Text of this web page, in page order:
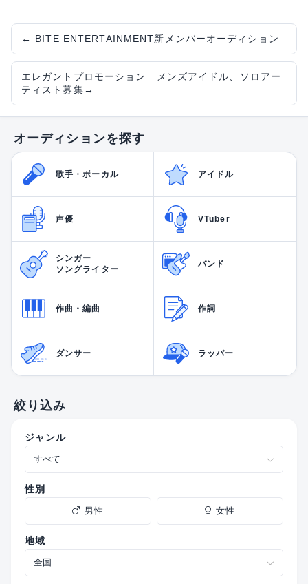
← BITE ENTERTAINMENT新メンバーオーディション
エレガントプロモーション メンズアイドル、ソロアー
ティスト募集→
オーディションを探す
歌手・ボーカル アイドル
声優 VTuber
シンガー
ソングライター
バンド
作曲・編曲 作詞
ダンサー ラッパー
絞り込み
ジャンル
性別
男性 女性
地域